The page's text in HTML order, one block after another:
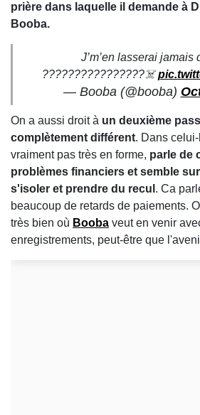
prière dans laquelle il demande à
Booba.
J’m’en lasserai jamais
????????????????‍☠️
— Booba (@booba)
On a aussi droit à un deuxième
complètement différent. Dans
vraiment pas très en forme, parle de
problèmes financiers et semble
s'isoler et prendre du recul . Ca
beaucoup de retards de paiements.
très bien où Booba veut en venir
enregistrements, peut-être que